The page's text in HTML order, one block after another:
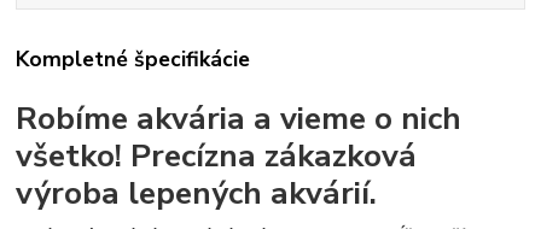
Kompletné špecifikácie
Robíme akvária a vieme o nich
všetko! Precízna zákazková
výroba lepených akvárií.